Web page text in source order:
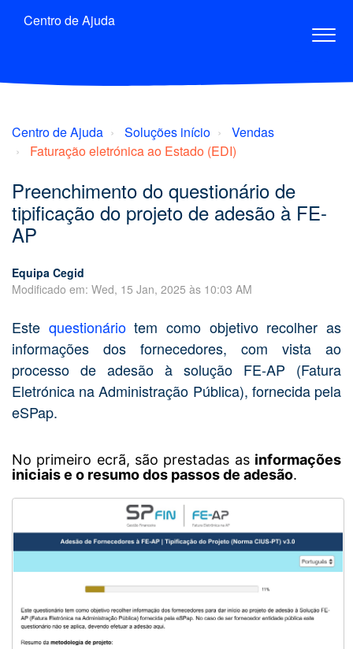
Centro de Ajuda
Centro de Ajuda Soluções início
Vendas
Faturação eletrónica ao Estado (EDI)
Preenchimento do questionário de
tipificação do projeto de adesão à FE-
AP
Equipa Cegid
Modificado em: Wed, 15 Jan, 2025 às 10:03 AM
Este questionáriotem como objetivo recolher as
informações dos fornecedores, com vista ao
processo de adesão à solução FE-AP (Fatura
Eletrónica na Administração Pública), fornecida pela
eSPap.
No primeiro ecrã, são prestadas as informações
iniciais e o resumo dos passos de adesão.